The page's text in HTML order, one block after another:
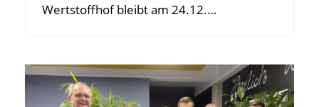
Wertstoffhof bleibt am 24.12.…